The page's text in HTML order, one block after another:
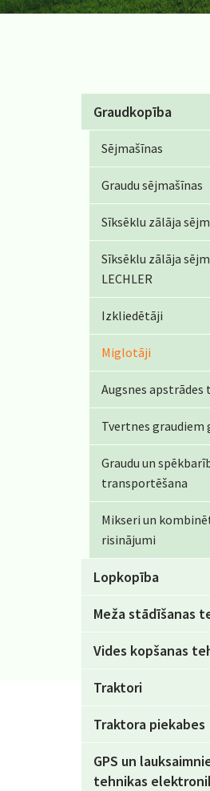
Graudkopība
Sējmašīnas
Graudu sējmašīnas
Sīksēklu zālāja
Sīksēklu zālāja
LECHLER
Izkliedētāji
Miglotāji
Augsnes apstrādes
Tvertnes graudiem
Graudu un
transportēšana
Mikseri un
risinājumi
Lopkopība
Meža stādīšanas
Vides kopšanas
Traktori
Traktora piekabes
GPS un
tehnikas